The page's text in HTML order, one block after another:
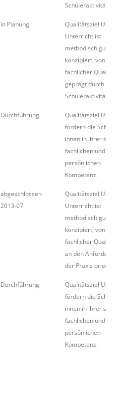
Schüleraktivität.
in Planung
Qualitätsziel U:
Unterricht ist
methodisch gut
konzipiert, von
fachlicher Qualität
geprägt durch
Schüleraktivität.
Durchführung
Qualitätsziel U: Wir
fördern die
innen in ihrer
fachlichen und
persönlichen
Kompetenz.
abgeschlossen
2013-07
Qualitätsziel U:
Unterricht ist
methodisch gut
konzipiert, von
fachlicher Qualität
an den
der Praxis
Durchführung
Qualitätsziel U: Wir
fördern die
innen in ihrer
fachlichen und
persönlichen
Kompetenz.